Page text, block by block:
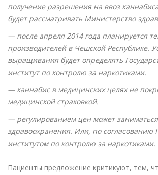
получение разрешения на ввоз
будет рассматривать Министерство
— после апреля 2014 года планируется
производителей в Чешской Республике.
выращивания будет определять
институт по контролю за наркотиками.
— каннабис в медицинских целях не
медицинской страховкой.
— регулированием цен может
здравоохранения. Или, по согласованию
институтом по контролю за наркотиками.
Пациенты предложение критикуют, тем,